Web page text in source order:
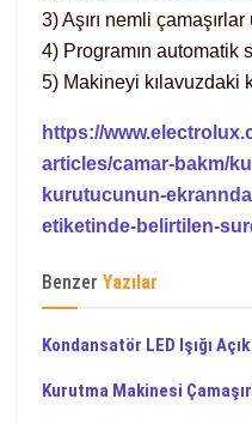
3) Aşırı nemli
4) Programın automatik
5) Makineyi kılavuzdaki
https://
articles/camar-bakm/
kurutucunun-
etiketinde-belirtilen-
Benzer Yazılar
Kondansatör LED Işığı Açık
Kurutma Makinesi